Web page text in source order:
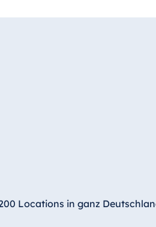
Locations in ganz